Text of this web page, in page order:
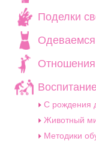
Поделки
C рождения
Животный
Методики